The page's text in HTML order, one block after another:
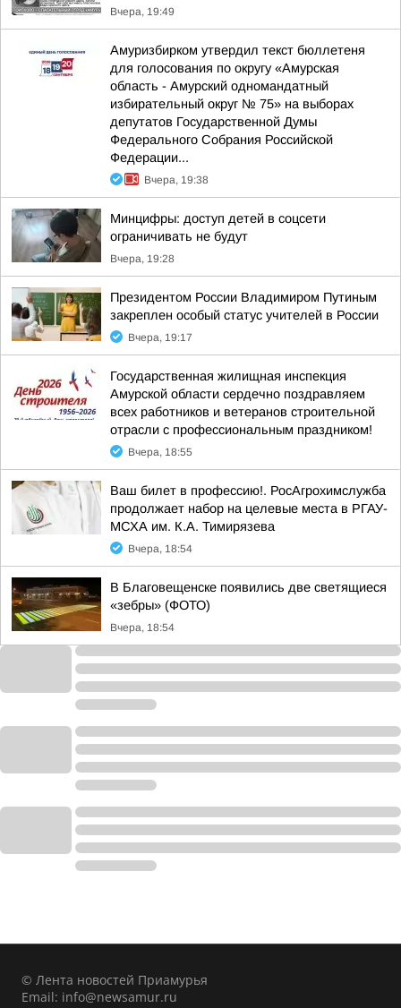
Вчера, 19:49
Амуризбирком утвердил текст бюллетеня
для голосования по округу «Амурская
область - Амурский одномандатный
избирательный округ № 75» на выборах
депутатов Государственной Думы
Федерального Собрания Российской
Федерации...
Вчера, 19:38
Минцифры: доступ детей в соцсети
ограничивать не будут
Вчера, 19:28
Президентом России Владимиром Путиным
закреплен особый статус учителей в России
Вчера, 19:17
Государственная жилищная инспекция
Амурской области сердечно поздравляем
всех работников и ветеранов строительной
отрасли с профессиональным праздником!
Вчера, 18:55
Ваш билет в профессию!. РосАгрохимслужба
продолжает набор на целевые места в РГАУ-
МСХА им. К.А. Тимирязева
Вчера, 18:54
В Благовещенске появились две светящиеся
«зебры» (ФОТО)
Вчера, 18:54
© Лента новостей Приамурья
Email: info@newsamur.ru